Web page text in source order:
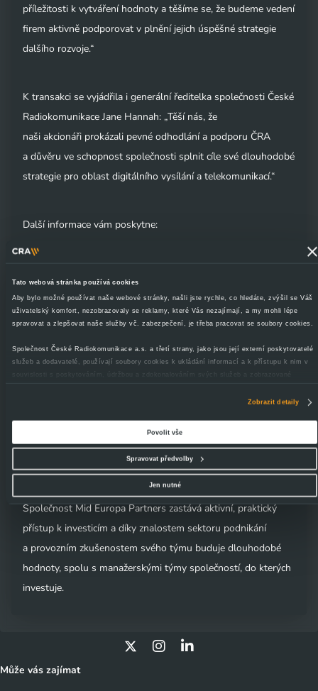
Tato webová stránka používá cookies
Aby bylo možné používat naše webové stránky, našli jste rychle, co hledáte, zvýšil se Váš
uživatelský komfort, nezobrazovaly se reklamy, které Vás nezajímají, a my mohli lépe
spravovat a zlepšovat naše služby vč. zabezpečení, je třeba pracovat se soubory cookies.
Společnost České Radiokomunikace a.s. a třetí strany, jako jsou její externí poskytovatelé
služeb a dodavatelé, používají soubory cookies k ukládání informací a k přístupu k nim v
vylepšování jejich výkonu i k personalizaci reklam a sdělovaného obsahu. Máte-li zájem
pokračujte dál na naše stránky. Váš souhlas uchováváme maximálně po dobu 12 měsíců.
Vybrané možnosti můžete kdykoliv změnit nebo odvolat souhlas ve svém nastavení.
Zobrazit detaily
Povolit vše
Spravovat předvolby
Jen nutné
příležitosti k vytváření hodnoty a těšíme se, že budeme vedení
firem aktivně podporovat v plnění jejich úspěšné strategie
dalšího rozvoje.“
K transakci se vyjádřila i generální ředitelka společnosti České
Radiokomunikace Jane Hannah: „Těší nás, že
naši akcionáři prokázali pevné odhodlání a podporu ČRA
a důvěru ve schopnost společnosti splnit cíle své dlouhodobé
strategie pro oblast digitálního vysílání a telekomunikací.“
Další informace vám poskytne:
20 76389571
Mid Europa Partners je největší Private Equity společnost
investující ve střední a východní Evropě. Z kanceláří
a spravuje fondy s celkovým kapitálem cca 3 miliardy euro.
Tým společnosti Mid Europa Parnters investuje ve střední
a východní Evropě od roku 1999 a za tu dobu investoval do
20 společností ve 14 zemích střední a východní Evropy.
Společnost Mid Europa Partners zastává aktivní, praktický
přístup k investicím a díky znalostem sektoru podnikání
a provozním zkušenostem svého týmu buduje dlouhodobé
hodnoty, spolu s manažerskými týmy společností, do kterých
investuje.
Může vás zajímat